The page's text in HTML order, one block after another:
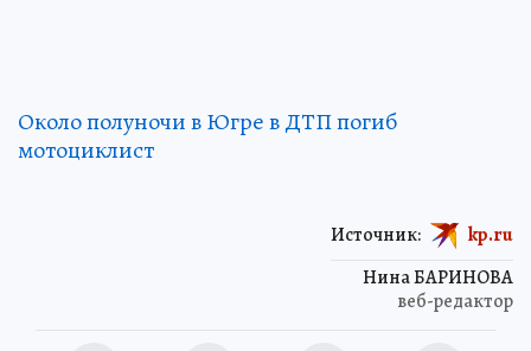
Около полуночи в Югре в ДТП погиб
мотоциклист
Нина БАРИНОВА
веб-редактор
Источник: kp.ru